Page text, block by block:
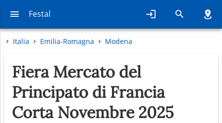
Festal
Italia Emilia-Romagna Modena
Fiera Mercato del
Principato di Francia
Corta Novembre 2025